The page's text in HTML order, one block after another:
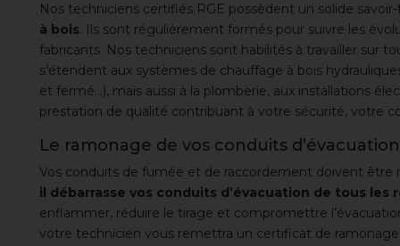
Nos techniciens certifiés RGE possèdent un solide savoir-
à bois. Ils sont régulièrement formés pour suivre les
fabricants. Nos techniciens sont habilités à travailler sur
s’étendent aux systèmes de chauffage à bois
et fermé…), mais aussi à la plomberie, aux installations
prestation de qualité contribuant à votre sécurité, votre
Le ramonage de vos conduits d’évacuation
Vos conduits de fumée et de raccordement doivent être
il débarrasse vos conduits d’évacuation de tous les
enflammer, réduire le tirage et compromettre
votre technicien vous remettra un certificat de